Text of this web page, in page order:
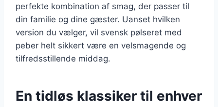
perfekte kombination af smag, der passer til
din familie og dine gæster. Uanset hvilken
version du vælger, vil svensk pølseret med
peber helt sikkert være en velsmagende og
tilfredsstillende middag.
En tidløs klassiker til enhver